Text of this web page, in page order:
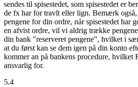
sendes til spisestedet, som spisestedet er
de fx har for travlt eller lign. Bemærk
pengene for din ordre, når spisestedet har
en afvist ordre, vil vi aldrig trække
din bank "reserveret pengene", hvilket i
at du først kan se dem igen på din konto
kommer an på bankens procedure, hvilket
ansvarlig for.
5.4